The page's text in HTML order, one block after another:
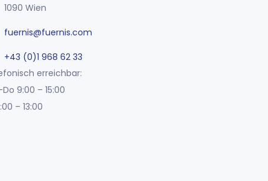
1090 Wien
fuernis@fuernis.com
+43 (0)1 968 62 33
erreichbar:
9:00 – 15:00
– 13:00